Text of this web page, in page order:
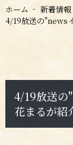
ホーム
新着情報
4/19放送の"news
4/19放送の
花まるが紹